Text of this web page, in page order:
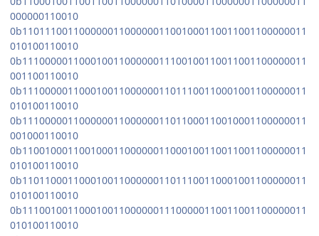
000000110010
0b11011100110000001100000011001000110011001100000011
010100110010
0b11100000110001001100000011100100110011001100000011
001100110010
0b11100000110001001100000011011100110001001100000011
010100110010
0b11100000110000001100000011011000110010001100000011
001000110010
0b11001000110010001100000011000100110011001100000011
010100110010
0b11011000110001001100000011011100110001001100000011
010100110010
0b11100100110001001100000011100000110011001100000011
010100110010